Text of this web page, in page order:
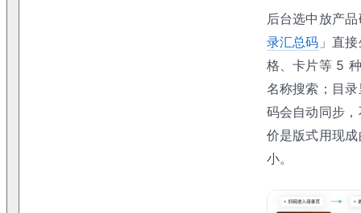
后台选中放产
录汇总码 」直
格、卡片等 5
名称搜索；目
码会自动同步
价是版式用现
小。